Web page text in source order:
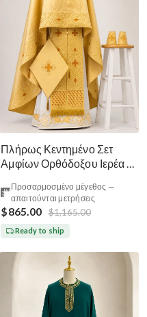
Πλήρως Κεντημένο Σετ
Αμφίων Ορθόδοξου Ιερέα —
Προσαρμοσμένο μέγεθος —
απαιτούνται μετρήσεις
$865.00 $1,165.00
Ready to ship